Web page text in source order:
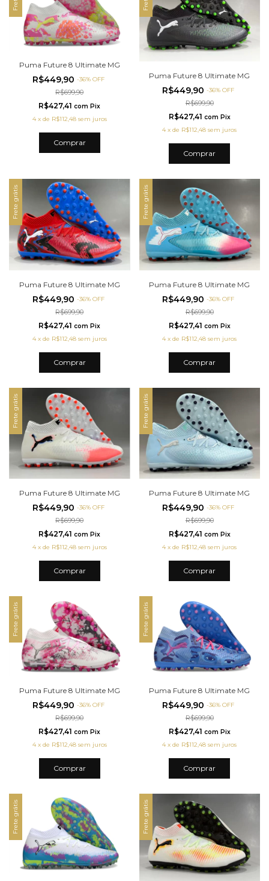
Puma Future 8 Ultimate MG
R$449,90 -36% OFF
R$699,90
R$427,41com Pix
4 x de R$112,48 sem juros
Comprar
Puma Future 8 Ultimate MG
R$449,90-36%OFF
R$699,90
R$427,41 com Pix
4 xde R$112,48 sem juros
Comprar
Frete grátis
Puma Future 8 Ultimate MG
R$449,90 -36% OFF
R$699,90
R$427,41com Pix
4 x de R$112,48 sem juros
Comprar
Frete grátis
Puma Future 8 Ultimate MG
R$449,90-36%OFF
R$699,90
R$427,41 com Pix
4 xde R$112,48 sem juros
Comprar
Frete grátis
Puma Future 8 Ultimate MG
R$449,90 -36% OFF
R$699,90
R$427,41com Pix
4 x de R$112,48 sem juros
Comprar
Frete grátis
Puma Future 8 Ultimate MG
R$449,90-36%OFF
R$699,90
R$427,41 com Pix
4 xde R$112,48 sem juros
Comprar
Frete grátis
Puma Future 8 Ultimate MG
R$449,90 -36% OFF
R$699,90
R$427,41com Pix
4 x de R$112,48 sem juros
Comprar
Frete grátis
Puma Future 8 Ultimate MG
R$449,90-36%OFF
R$699,90
R$427,41 com Pix
4 xde R$112,48 sem juros
Comprar
Frete grátis Frete grátis